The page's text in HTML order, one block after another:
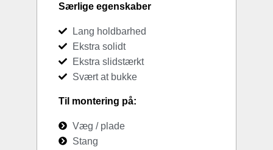
Særlige egenskaber
Lang holdbarhed
Ekstra solidt
Ekstra slidstærkt
Svært at bukke
Til montering på:
Væg / plade
Stang